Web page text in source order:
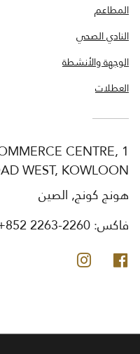
المطاعم
النادي الصحي
الوجهة والأنشطة
العطلات
CENTRE, 1
WEST, KOWLOON,
هونج كونج, الصين
فاكس:2263-2260
فيس بوك